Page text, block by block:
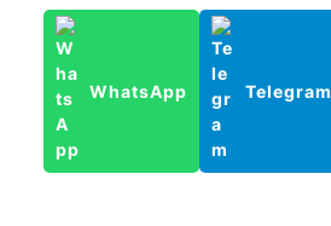
WhatsApp Telegram